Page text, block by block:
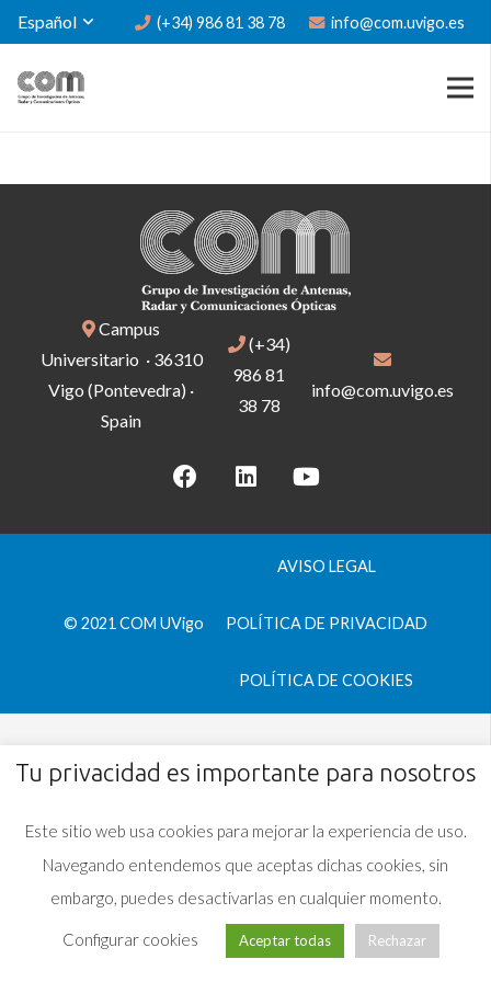
Español (+34) 986 81 38 78 info@com.uvigo.es
Campus
Universitario · 36310
Vigo (Pontevedra) ·
Spain
(+34)
986 81
38 78
info@com.uvigo.es
© 2021 COM UVigo
AVISO LEGAL
POLÍTICA DE PRIVACIDAD
POLÍTICA DE COOKIES
Tu privacidad es importante para nosotros
Este sitio web usa cookies para mejorar la experiencia de uso.
Navegando entendemos que aceptas dichas cookies, sin
embargo, puedes desactivarlas en cualquier momento.
Configurar cookies Aceptar todas Rechazar